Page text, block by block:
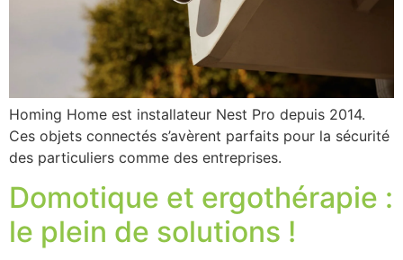
Homing Home est installateur Nest Pro depuis 2014.
Ces objets connectés s’avèrent parfaits pour la sécurité
des particuliers comme des entreprises.
Domotique et ergothérapie :
le plein de solutions !